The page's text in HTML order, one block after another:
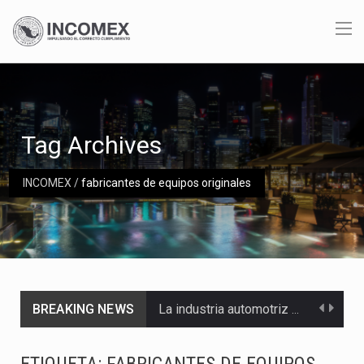
INCOMEX/fabricantes de equipos originales
Tag Archives
BREAKING NEWS